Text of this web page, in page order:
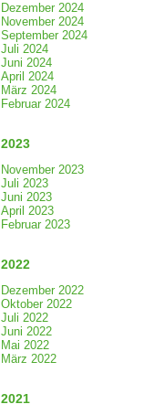
Dezember 2024
November 2024
September 2024
Juli 2024
Juni 2024
April 2024
März 2024
Februar 2024
2023
November 2023
Juli 2023
Juni 2023
April 2023
Februar 2023
2022
Dezember 2022
Oktober 2022
Juli 2022
Juni 2022
Mai 2022
März 2022
2021